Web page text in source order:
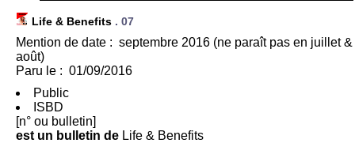
Life & Benefits . 07
Mention de date : septembre 2016 (ne paraît pas en juillet &
août)
Paru le : 01/09/2016
Public
ISBD
[n° ou bulletin]
est un bulletin de Life & Benefits